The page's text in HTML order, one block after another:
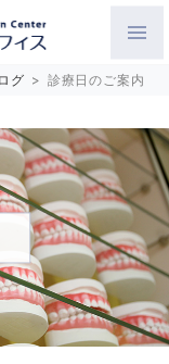
グ > 診療日のご案内